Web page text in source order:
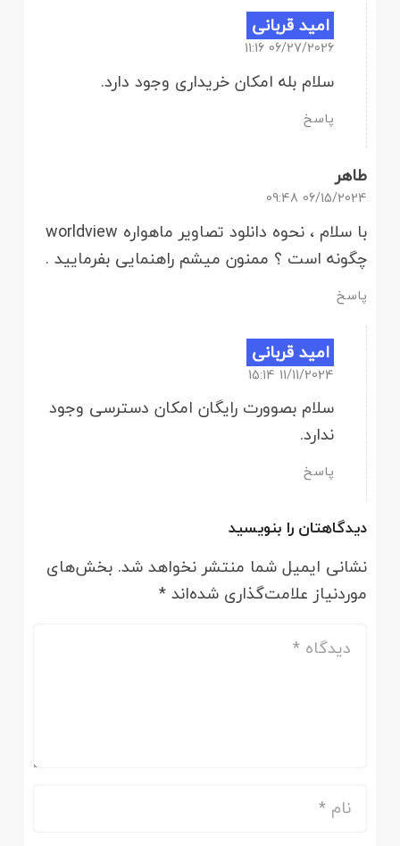
امید قربانی
06/27/2026 11:16
سلام بله امکان خریداری وجود دارد.
پاسخ
طاهر
06/15/2024 09:48
با سلام ، نحوه دانلود تصاویر ماهواره worldview
چگونه است ؟ ممنون میشم راهنمایی بفرمایید .
پاسخ
امید قربانی
11/11/2024 15:14
سلام بصوورت رایگان امکان دسترسی وجود
ندارد.
پاسخ
دیدگاهتان را بنویسید
نشانی ایمیل شما منتشر نخواهد شد. بخش‌های
موردنیاز علامت‌گذاری شده‌اند*